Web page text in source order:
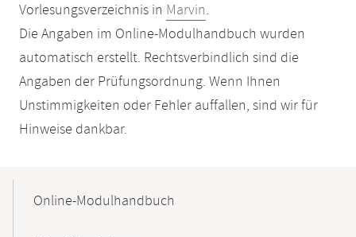
Vorlesungsverzeichnis in Marvin.
Die Angaben im Online-Modulhandbuch wurden
automatisch erstellt. Rechtsverbindlich sind die
Angaben der Prüfungsordnung. Wenn Ihnen
Unstimmigkeiten oder Fehler auffallen, sind wir für
Hinweise dankbar.
NavigationOnline-Modulhandbuch